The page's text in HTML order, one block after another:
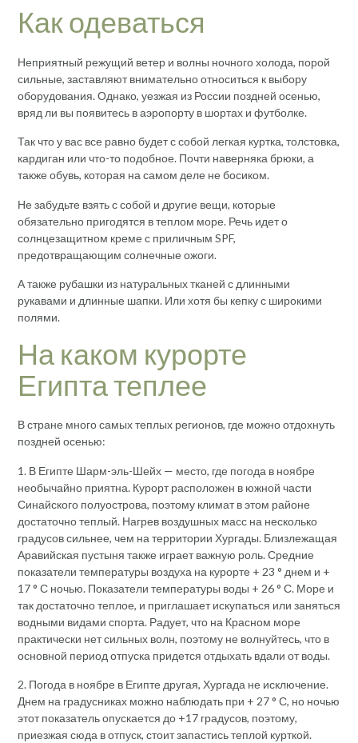
Как одеваться
Неприятный режущий ветер и волны ночного холода, порой
сильные, заставляют внимательно относиться к выбору
оборудования. Однако, уезжая из России поздней осенью,
вряд ли вы появитесь в аэропорту в шортах и ​​футболке.
Так что у вас все равно будет с собой легкая куртка, толстовка,
кардиган или что-то подобное. Почти наверняка брюки, а
также обувь, которая на самом деле не босиком.
Не забудьте взять с собой и другие вещи, которые
обязательно пригодятся в теплом море. Речь идет о
солнцезащитном креме с приличным SPF,
предотвращающим солнечные ожоги.
А также рубашки из натуральных тканей с длинными
рукавами и длинные шапки. Или хотя бы кепку с широкими
полями.
На каком курорте
Египта теплее
В стране много самых теплых регионов, где можно отдохнуть
поздней осенью:
1. В Египте Шарм-эль-Шейх — место, где погода в ноябре
необычайно приятна. Курорт расположен в южной части
Синайского полуострова, поэтому климат в этом районе
достаточно теплый. Нагрев воздушных масс на несколько
градусов сильнее, чем на территории Хургады. Близлежащая
Аравийская пустыня также играет важную роль. Средние
показатели температуры воздуха на курорте + 23 ° днем ​​и +
17 ° С ночью. Показатели температуры воды + 26 ° С. Море и
так достаточно теплое, и приглашает искупаться или заняться
водными видами спорта. Радует, что на Красном море
практически нет сильных волн, поэтому не волнуйтесь, что в
основной период отпуска придется отдыхать вдали от воды.
2. Погода в ноябре в Египте другая, Хургада не исключение.
Днем на градусниках можно наблюдать при + 27 ° С, но ночью
этот показатель опускается до +17 градусов, поэтому,
приезжая сюда в отпуск, стоит запастись теплой курткой.